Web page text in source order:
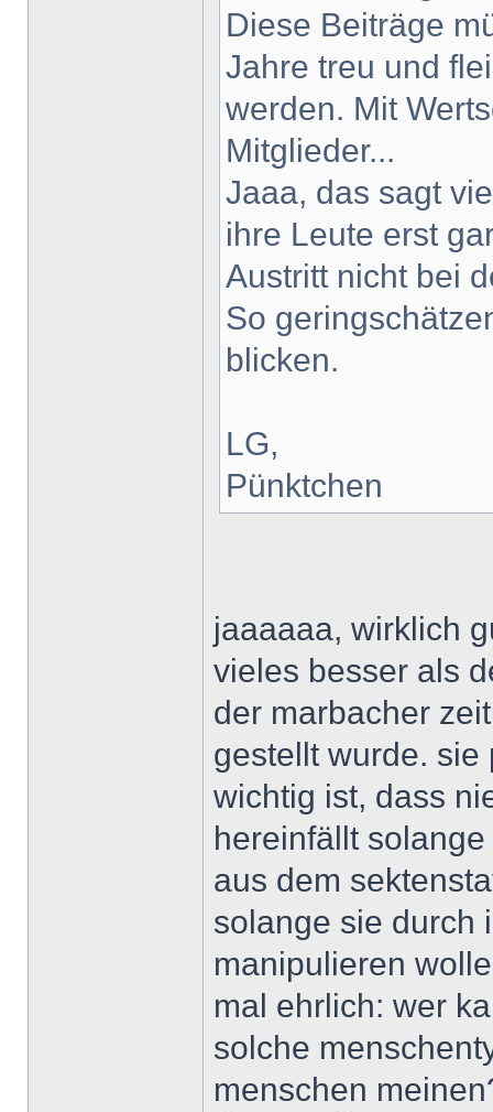
Diese Beiträge
Jahre treu und
werden. Mit
Mitglieder...
Jaaa, das sagt
ihre Leute erst
Austritt nicht bei
So
blicken.
LG,
Pünktchen
jaaaaaa, wirklich
vieles besser als
der marbacher
gestellt wurde.
wichtig ist, dass
hereinfällt
aus dem
solange sie durch
manipulieren
mal ehrlich: wer
solche
menschen